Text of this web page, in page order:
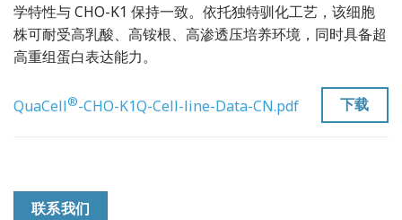
学特性与 CHO-K1 保持一致。依托独特驯化工艺，该细胞
株可耐受高乳酸、高铵根、高渗透压培养环境，同时具备超
高重组蛋白表达能力。
QuaCell®️-CHO-K1Q-Cell-line-Data-CN.pdf 下载
联系我们